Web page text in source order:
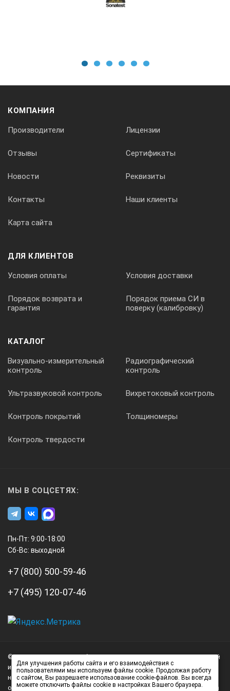
Питание
прибора могут быть изменены производителем без
КОМПАНИЯ
Производители Лицензии
Отзывы Сертификаты
Новости Реквизиты
Контакты Наши клиенты
Карта сайта
ДЛЯ КЛИЕНТОВ
Условия оплаты Условия доставки
Порядок возврата и
гарантия
Порядок приема СИ в
поверку (калибровку)
КАТАЛОГ
Визуально-измерительный
контроль
Радиографический
контроль
Ультразвуковой контроль Вихретоковый контроль
Контроль покрытий Толщиномеры
Контроль твердости
МЫ В СОЦСЕТЯХ:
Пн-Пт: 9:00-18:00
Сб-Вс: выходной
+7 (800) 500-59-46
+7 (495) 120-07-46
Нагорный
проезд
д.7
© 2026 А3 Инжиниринг Обращаем Ваше внимание на то, что данный
интернет-сайт носит исключительно информационный характер и
ни при каких условиях не является публичной офертой,
определяемой положениями статьи 437 (2) Гражданского кодекса
Для улучшения работы сайта и его взаимодействия с
пользователями мы используем файлы cookie. Продолжая работу
с сайтом, Вы разрешаете использование cookie-файлов. Вы всегда
можете отключить файлы cookie в настройках Вашего браузера.